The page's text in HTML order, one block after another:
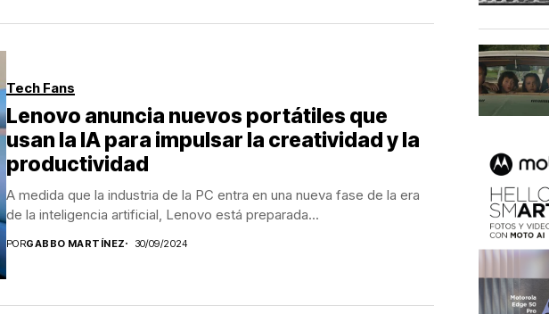
Tech Fans
Lenovo anuncia nuevos portátiles que
usan la IA para impulsar la creatividad y la
productividad
A medida que la industria de la PC entra en una nueva fase de la era
de la inteligencia artificial, Lenovo está preparada...
PORGABBO MARTÍNEZ 30/09/2024